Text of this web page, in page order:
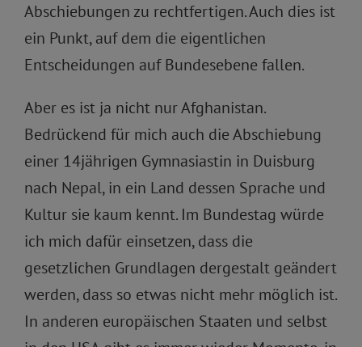
Abschiebungen zu rechtfertigen. Auch dies ist
ein Punkt, auf dem die eigentlichen
Entscheidungen auf Bundesebene fallen.
Aber es ist ja nicht nur Afghanistan.
Bedrückend für mich auch die Abschiebung
einer 14jährigen Gymnasiastin in Duisburg
nach Nepal, in ein Land dessen Sprache und
Kultur sie kaum kennt. Im Bundestag würde
ich mich dafür einsetzen, dass die
gesetzlichen Grundlagen dergestalt geändert
werden, dass so etwas nicht mehr möglich ist.
In anderen europäischen Staaten und selbst